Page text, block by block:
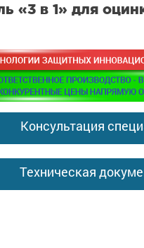
«3 в 1» для
Консультация
Техническая